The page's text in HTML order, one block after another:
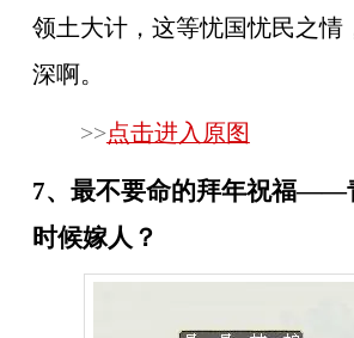
领土大计，这等忧国忧民之情
深啊。
>>点击进入原图
7、最不要命的拜年祝福——
时候嫁人？